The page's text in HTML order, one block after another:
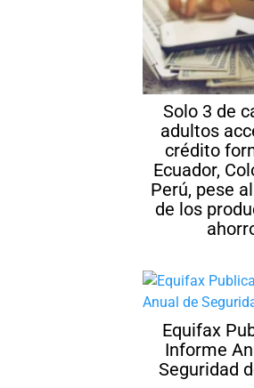
Solo 3 de
adultos
crédito
Ecuador,
Perú, pese
de los
Equifax
Informe
Seguridad